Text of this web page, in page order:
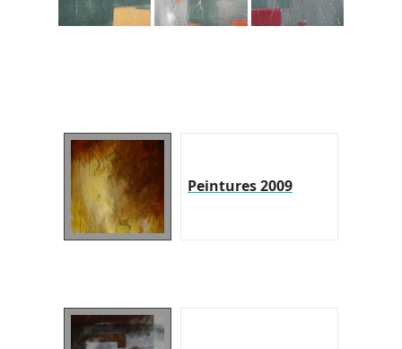
Peintures 2009